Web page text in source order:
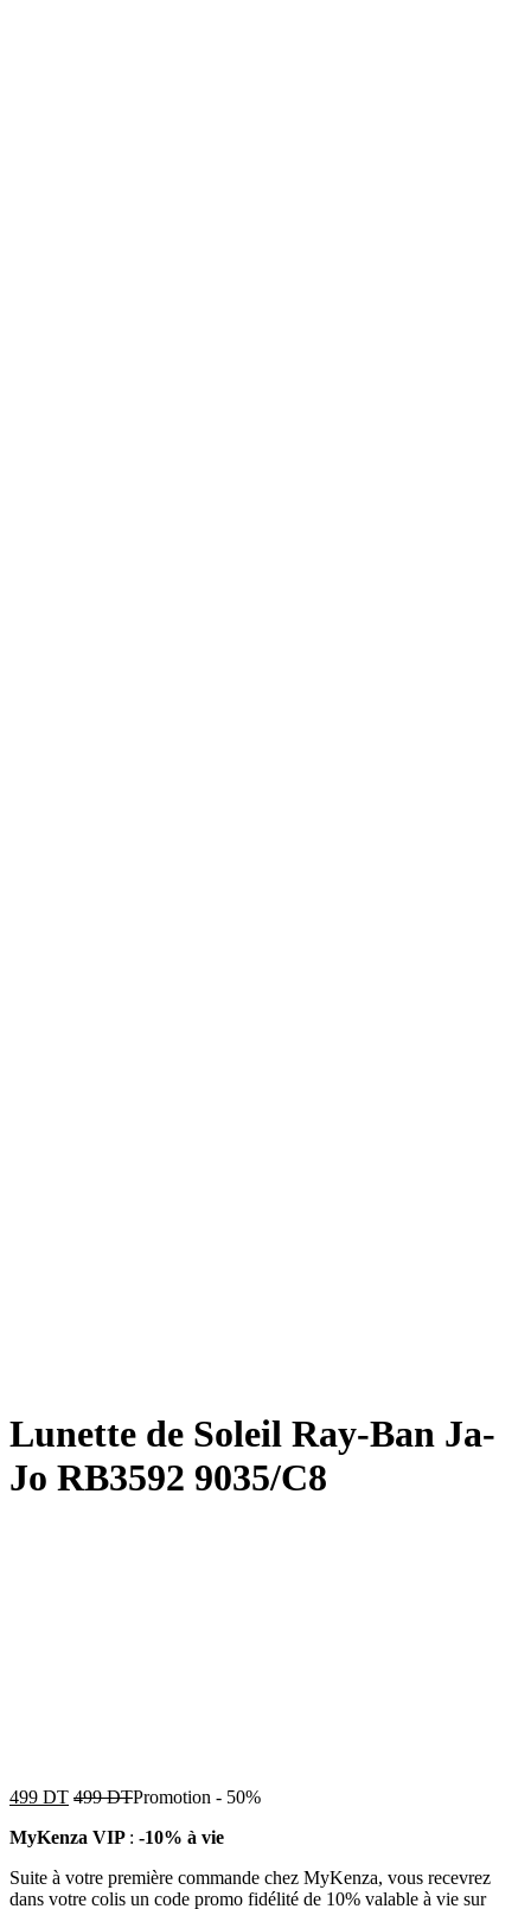
Lunette de Soleil Ray-Ban Ja-
Jo RB3592 9035/C8
499 DT 499DTPromotion - 50%
MyKenza VIP : -10% à vie
Suite à votre première commande chez MyKenza, vous recevrez
dans votre colis un code promo fidélité de 10% valable à vie sur